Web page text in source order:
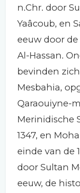
n.Chr. door
Yaâcoub, en
eeuw door
Al-Hassan.
bevinden
Mesbahia,
Qaraouiyne-
Merinidische
1347, en
einde van de
door Sultan
eeuw, de